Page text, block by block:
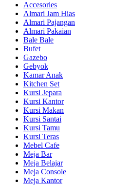
Accesories
Almari Jam Hias
Almari Pajangan
Almari Pakaian
Bale Bale
Bufet
Gazebo
Gebyok
Kamar Anak
Kitchen Set
Kursi Jepara
Kursi Kantor
Kursi Makan
Kursi Santai
Kursi Tamu
Kursi Teras
Mebel Cafe
Meja Bar
Meja Belajar
Meja Console
Meja Kantor